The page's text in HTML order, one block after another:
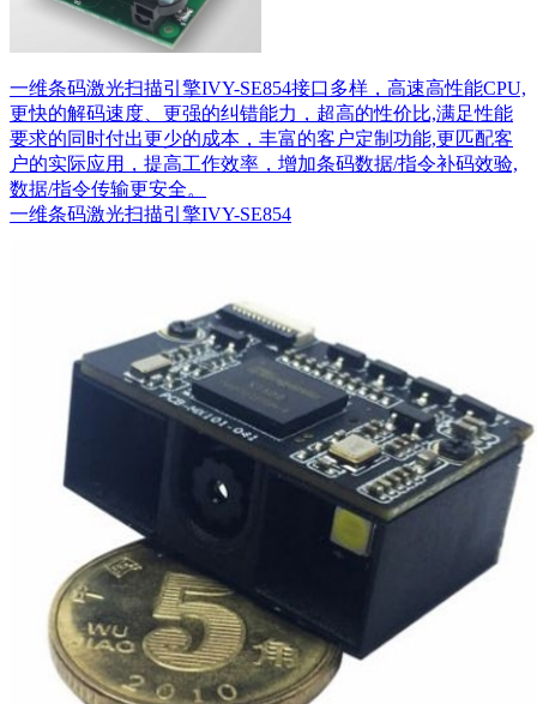
一维条码激光扫描引擎IVY-SE854接口多样，高速高性能CPU,
更快的解码速度、更强的纠错能力，超高的性价比,满足性能
要求的同时付出更少的成本，丰富的客户定制功能,更匹配客
户的实际应用，提高工作效率，增加条码数据/指令补码效验,
数据/指令传输更安全。
一维条码激光扫描引擎IVY-SE854